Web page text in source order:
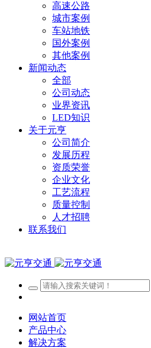
高速公路
城市案例
车站地铁
国外案例
其他案例
新闻动态
全部
公司动态
业界资讯
LED知识
关于元亨
公司简介
发展历程
资质荣誉
企业文化
工艺流程
质量控制
人才招聘
联系我们
网站首页
产品中心
解决方案